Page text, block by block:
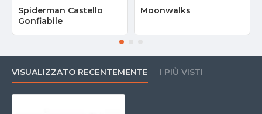
Spiderman Castello
Gonfiabile
Moonwalks
VISUALIZZATO RECENTEMENTE I PIÙ VISTI